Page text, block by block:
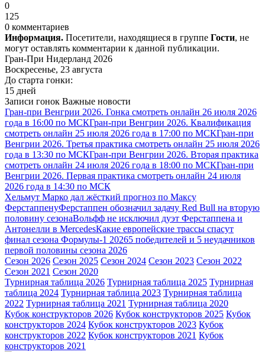
0
125
0 комментариев
Информация. Посетители, находящиеся в группе Гости, не
могут оставлять комментарии к данной публикации.
Гран-При Нидерланд 2026
Воскресенье, 23 августа
До старта гонки:
15 дней
Записи гонок Важные новости
Гран-при Венгрии 2026. Гонка смотреть онлайн 26 июля 2026
года в 16:00 по МСКГран-при Венгрии 2026. Квалификация
смотреть онлайн 25 июля 2026 года в 17:00 по МСКГран-при
Венгрии 2026. Третья практика смотреть онлайн 25 июля 2026
года в 13:30 по МСКГран-при Венгрии 2026. Вторая практика
смотреть онлайн 24 июля 2026 года в 18:00 по МСКГран-при
Венгрии 2026. Первая практика смотреть онлайн 24 июля
2026 года в 14:30 по МСК
Хельмут Марко дал жёсткий прогноз по Максу
ФерстаппенуФерстаппен обозначил задачу Red Bull на вторую
половину сезонаВольфф не исключил дуэт Ферстаппена и
Антонелли в MercedesКакие европейские трассы спасут
финал сезона Формулы-1 20265 победителей и 5 неудачников
первой половины сезона 2026
Сезон 2026 Сезон 2025 Сезон 2024 Сезон 2023 Сезон 2022
Сезон 2021 Сезон 2020
Турнирная таблица 2026 Турнирная таблица 2025 Турнирная
таблица 2024 Турнирная таблица 2023 Турнирная таблица
2022 Турнирная таблица 2021 Турнирная таблица 2020
Кубок конструкторов 2026 Кубок конструкторов 2025 Кубок
конструкторов 2024 Кубок конструкторов 2023 Кубок
конструкторов 2022 Кубок конструкторов 2021 Кубок
конструкторов 2021